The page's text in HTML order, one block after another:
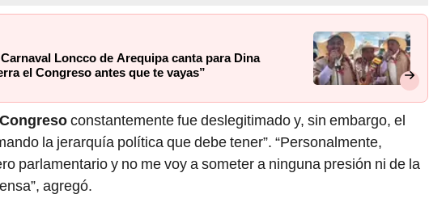
Loncco de Arequipa canta para Dina
el Congreso antes que te vayas”
Congresoconstantemente fue deslegitimado y, sin embargo, el
la jerarquía política que debe tener”. “Personalmente,
parlamentario y no me voy a someter a ninguna presión ni de la
agregó.